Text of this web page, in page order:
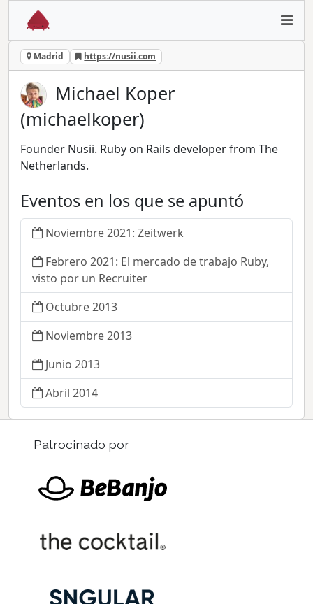
Madrid https://nusii.com
Michael Koper
(michaelkoper)
Founder Nusii. Ruby on Rails developer from The
Netherlands.
Eventos en los que se apuntó
Noviembre 2021: Zeitwerk
Febrero 2021: El mercado de trabajo Ruby,
visto por un Recruiter
Octubre 2013
Noviembre 2013
Junio 2013
Abril 2014
Patrocinado por